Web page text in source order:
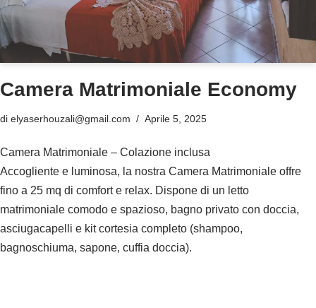
Camera Matrimoniale Economy
di elyaserhouzali@gmail.com Aprile 5, 2025
Camera Matrimoniale – Colazione inclusa
Accogliente e luminosa, la nostra Camera Matrimoniale offre
fino a 25 mq di comfort e relax. Dispone di un letto
matrimoniale comodo e spazioso, bagno privato con doccia,
asciugacapelli e kit cortesia completo (shampoo,
bagnoschiuma, sapone, cuffia doccia).